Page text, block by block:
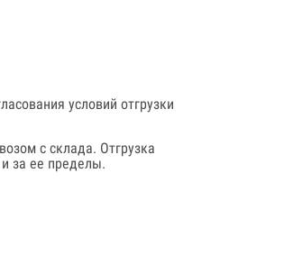
условий отгрузки
с склада. Отгрузка
за ее пределы.